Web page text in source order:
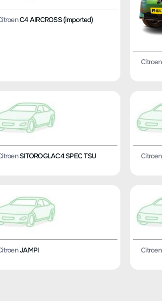
C4 AIRCROSS (imported)
Citroen
SITOROGLAC4 SPEC TSU Citroen
JAMPI Citroen